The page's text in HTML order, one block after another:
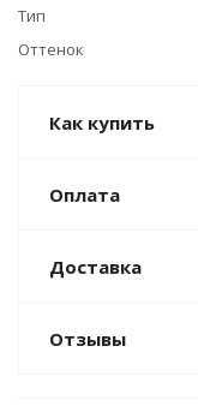
Тип
Оттенок
Как купить
Оплата
Доставка
Отзывы